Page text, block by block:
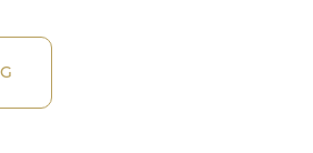
Service-Gruppe ist essenziell